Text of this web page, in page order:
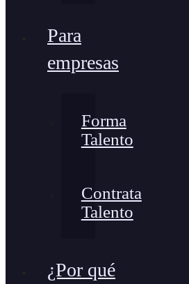
Para
empresas
Forma
Talento
Contrata
Talento
¿Por qué